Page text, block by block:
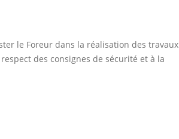
le Foreur dans la réalisation des travaux
des consignes de sécurité et à la